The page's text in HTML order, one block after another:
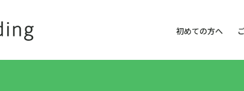
初めての方へ